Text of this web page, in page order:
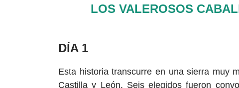
LOS VALEROSOS
DÍA 1
Esta historia transcurre en una sierra muy
Castilla y León. Seis elegidos fueron